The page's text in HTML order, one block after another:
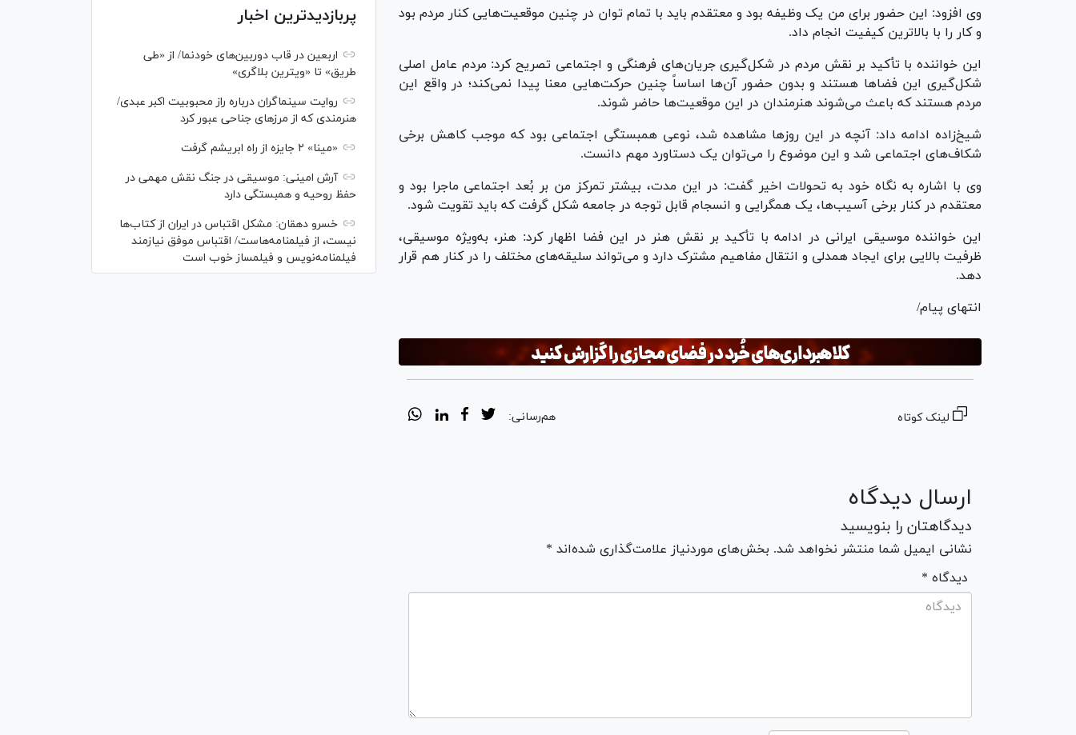
وی افزود: این حضور برای من یک وظیفه بود و معتقدم باید با تمام توان در چنین موقعیت‌هایی کنار مردم بود
و کار را با بالاترین کیفیت انجام داد.
این خواننده با تأکید بر نقش مردم در شکل‌گیری جریان‌های فرهنگی و اجتماعی تصریح کرد: مردم عامل اصلی
شکل‌گیری این فضاها هستند و بدون حضور آن‌ها اساساً چنین حرکت‌هایی معنا پیدا نمی‌کند؛ در واقع این
مردم هستند که باعث می‌شوند هنرمندان در این موقعیت‌ها حاضر شوند.
شیخ‌زاده ادامه داد: آنچه در این روزها مشاهده شد، نوعی همبستگی اجتماعی بود که موجب کاهش برخی
شکاف‌های اجتماعی شد و این موضوع را می‌توان یک دستاورد مهم دانست.
وی با اشاره به نگاه خود به تحولات اخیر گفت: در این مدت، بیشتر تمرکز من بر بُعد اجتماعی ماجرا بود و
معتقدم در کنار برخی آسیب‌ها، یک همگرایی و انسجام قابل توجه در جامعه شکل گرفت که باید تقویت شود.
این خواننده موسیقی ایرانی در ادامه با تأکید بر نقش هنر در این فضا اظهار کرد: هنر، به‌ویژه موسیقی،
ظرفیت بالایی برای ایجاد همدلی و انتقال مفاهیم مشترک دارد و می‌تواند سلیقه‌های مختلف را در کنار هم قرار
دهد.
انتهای پیام/
لینک کوتاه هم‌رسانی:
ارسال دیدگاه
دیدگاهتان را بنویسید
نشانی ایمیل شما منتشر نخواهد شد. بخش‌های موردنیاز علامت‌گذاری شده‌اند *
* دیدگاه
پربازدیدترین اخبار
اربعین در قاب دوربین‌های خودنما/ از «طی
طریق» تا «ویترین بلاگری»
روایت سینماگران درباره راز محبوبیت اکبر عبدی/
هنرمندی که از مرزهای جناحی عبور کرد
«مینا» ۲ جایزه از راه ابریشم گرفت
آرش امینی: موسیقی در جنگ نقش مهمی در
حفظ روحیه و همبستگی دارد
خسرو دهقان: مشکل اقتباس در ایران از کتاب‌ها
نیست، از فیلمنامه‌هاست/ اقتباس موفق نیازمند
فیلمنامه‌نویس و فیلمساز خوب است